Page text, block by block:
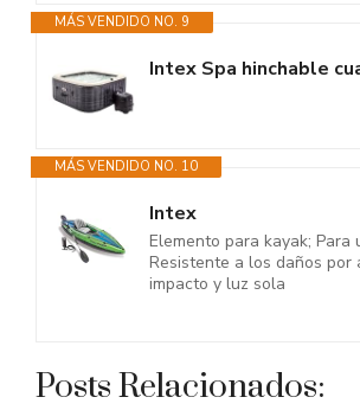
MÁS VENDIDO NO. 9
MÁS VENDIDO NO. 10
Intex
Elemento para kayak; Para
Resistente a los daños por
impacto y luz sola
Posts Relacionados: